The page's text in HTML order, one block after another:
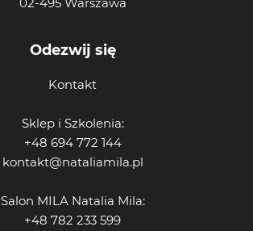
Odezwij się
Kontakt
Sklep i Szkolenia:
+48 694 772 144
kontakt@nataliamila.pl
Salon MILA Natalia Mila:
+48 782 233 599